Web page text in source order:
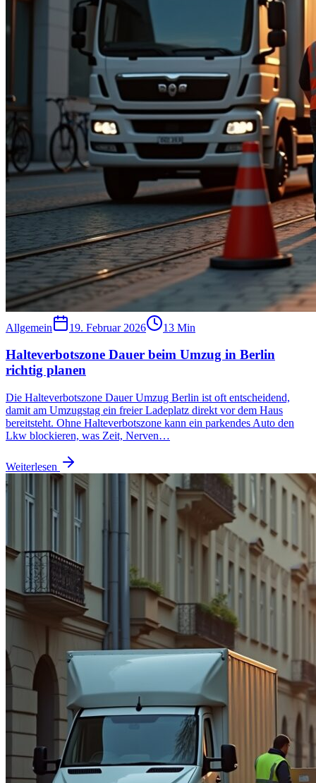
Allgemein 19. Februar 2026 13 Min
Halteverbotszone Dauer beim Umzug in Berlin
richtig planen
Die Halteverbotszone Dauer Umzug Berlin ist oft entscheidend,
damit am Umzugstag ein freier Ladeplatz direkt vor dem Haus
bereitsteht. Ohne Halteverbotszone kann ein parkendes Auto den
Lkw blockieren, was Zeit, Nerven…
Weiterlesen